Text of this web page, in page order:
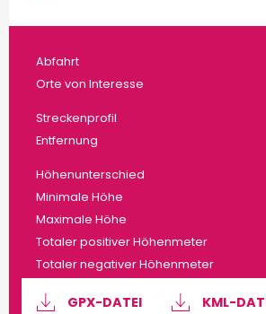
Praktische
Abfahrt
Orte von Interesse
Streckenprofil
Entfernung
Höhenunterschied
Minimale Höhe
Maximale Höhe
Totaler positiver Höhenmeter
Totaler negativer Höhenmeter
Dokumentation
GPX-DATEI KML-